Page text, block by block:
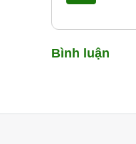
Bình luận